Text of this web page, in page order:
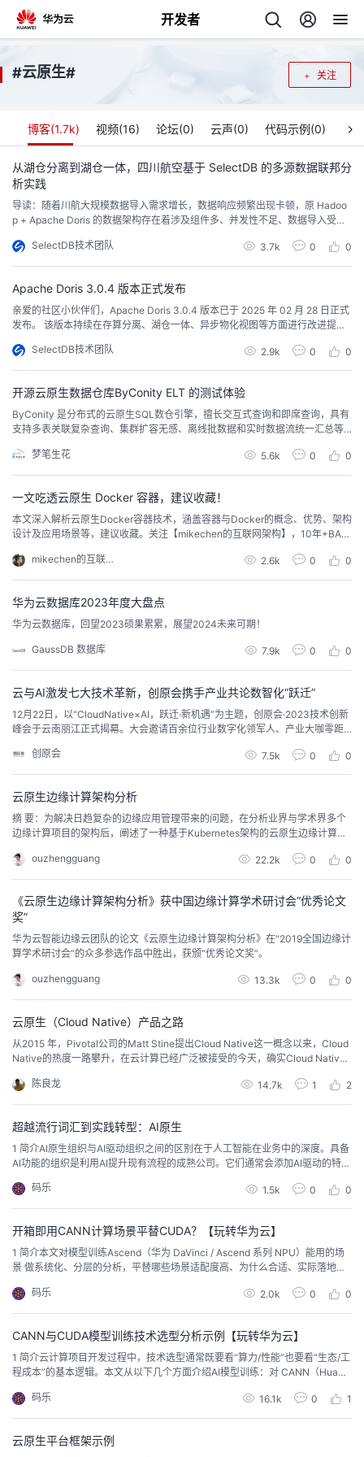
开发者
返
回
个
页
开
发
者
我
子
直
的
我
我
的
开
者
学
堂
我
的
课
程
我
的
认
证
我
的
实
验
我
的
收
藏
我
支
持
我
的
技
术
支
我
的
云
声
关注
#云原生#
博客(1.7k) 视频(16) 论坛(0) 云声(0) 代码示例(0)
从湖仓分离到湖仓一体，四川航空基于 SelectDB 的多源数据联邦分
析实践
导读：随着川航大规模数据导入需求增长，数据响应频繁出现卡顿，原 Hadoo
p + Apache Doris 的数据架构存在着涉及组件多、并发性不足、数据导入受限
析引擎，取得了数据导入效率提升 3-6 倍，查询分析性能提升 10-18 倍、实时
性提升至 5 秒内等收益。本文转录自吴乐（四川航空 信息技术部 大数据架构...
SelectDB技术团队 3.7k 0 0
Apache Doris 3.0.4 版本正式发布
亲爱的社区小伙伴们，Apache Doris 3.0.4 版本已于 2025 年 02 月 28 日正式
发布。 该版本持续在存算分离、湖仓一体、异步物化视图等方面进行改进提升
载：https://doris.apache.org/downloadGitHub下载：https://github.com/apa
che/doris/r...
SelectDB技术团队 2.9k 0 0
开源云原生数据仓库ByConity ELT 的测试体验
ByConity 是分布式的云原生SQL数仓引擎，擅长交互式查询和即席查询，具有
支持多表关联复杂查询、集群扩容无感、离线批数据和实时数据流统一汇总等
t，Load，Transform）是一种数据集成和处理的模式。 ByConity：它采用了
先进的分布式架构和存储计算分离的设计理念，能够高效地处理大规模的实时
梦笔生花 5.6k 0 0
一文吃透云原生 Docker 容器，建议收藏！
本文深入解析云原生Docker容器技术，涵盖容器与Docker的概念、优势、架构
设计及应用场景等，建议收藏。关注【mikechen的互联网架构】，10年+BAT
mikechen的互联网架构
2.6k 0 0
华为云数据库2023年度大盘点
华为云数据库，回望2023硕果累累，展望2024未来可期！
GaussDB 数据库 7.9k 0 0
云与AI激发七大技术革新，创原会携手产业共论数智化“跃迁”
12月22日，以“CloudNative×AI，跃迁·新机遇”为主题，创原会·2023技术创新
峰会于云南丽江正式揭幕。大会邀请百余位行业数字化领军人、产业大咖零距
创原会
7.5k 0 0
云原生边缘计算架构分析
摘 要：为解决日趋复杂的边缘应用管理带来的问题，在分析业界与学术界多个
边缘计算项目的架构后，阐述了一种基于Kubernetes架构的云原生边缘计算系
边缘，将云原生的生态和开发体验延伸到边缘，针对上层开发者提供统一的开
发、部署、管理视图，并增强了离线运行能力、边云协同能力和边边协同能
ouzhengguang 22.2k 0 0
《云原生边缘计算架构分析》获中国边缘计算学术研讨会“优秀论文
奖”
华为云智能边缘云团队的论文《云原生边缘计算架构分析》在“2019全国边缘计
算学术研讨会”的众多参选作品中胜出，获颁“优秀论文奖”。
ouzhengguang 13.3k 0 0
云原生（Cloud Native）产品之路
从2015 年，Pivotal公司的Matt Stine提出Cloud Native这一概念以来，Cloud
Native的热度一路攀升，在云计算已经广泛被接受的今天，确实Cloud Native
录，说明这还是行业内比较热的词）华为公司为了支撑公司“全云化战略”的落
地，曾经提出产品开发要坚定不移地推进全云化战略，用C...
陈良龙 14.7k 1 2
超越流行词汇到实践转型：AI原生
1 简介AI原生组织与AI驱动组织之间的区别在于人工智能在业务中的深度。具备
AI功能的组织是利用AI提升现有流程的成熟公司。它们通常会添加AI驱动的特性
人工智能作为有价值的补充，有帮助，但并非关键任务。公司仍然可以在没有
人工智能的情况下运营，尽管效率可能较低，因为人工智能并非其运营的基
码乐 1.5k 0 0
开箱即用CANN计算场景平替CUDA？【玩转华为云】
1 简介本文对模型训练Ascend（华为 DaVinci / Ascend 系列 NPU）能用的场
景 做系统化、分层的分析，平替哪些场景适配度高、为什么合适、实际落地时
来源，便于进一步验证。 2、按场景逐项详述（为什么适合 / 需要注意什么）大
规模训练数据中心（分布式训练、超大模型）适配度：高（数据中心级 Ascend
码乐 2.0k 0 0
CANN与CUDA模型训练技术选型分析示例【玩转华为云】
1 简介云计算项目开发过程中，技术选型通常既要看“算力/性能”也要看“生态/工
程成本”的基本逻辑。本文从以下几个方面介绍AI模型训练：对 CANN（Huawe
A；对工程决策的实务建议（短期需投入的项、风险与缓解策略、检查表）。 2
对 Huawei CANN 的初步分析CANN定位与功能：CANN（Co...
码乐 16.1k 0 1
云原生平台框架示例